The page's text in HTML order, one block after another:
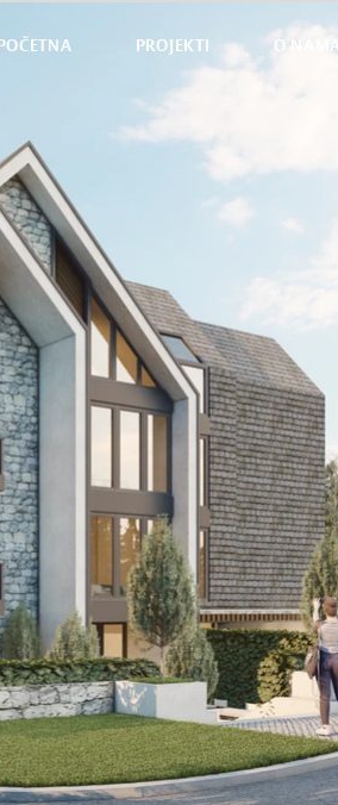
POČETNA PROJEKTI O NAMA